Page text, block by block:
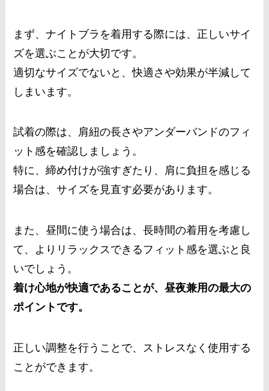
まず、ナイトブラを着用する際には、正しいサイ
ズを選ぶことが大切です。
適切なサイズでないと、快適さや効果が半減して
しまいます。
試着の際は、肩紐の長さやアンダーバンドのフィ
ット感を確認しましょう。
特に、締め付けが強すぎたり、肩に負担を感じる
場合は、サイズを見直す必要があります。
また、昼間に使う場合は、長時間の着用を考慮し
て、よりリラックスできるフィット感を選ぶと良
いでしょう。
着け心地が快適であることが、昼夜兼用の最大の
ポイントです。
正しい調整を行うことで、ストレスなく使用する
ことができます。